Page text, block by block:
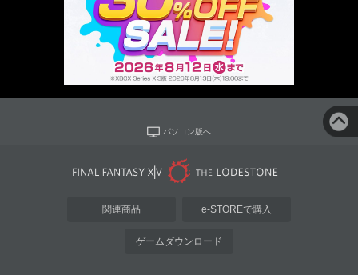
パソコン版へ
関連商品 e-STOREで購入
ゲームダウンロード